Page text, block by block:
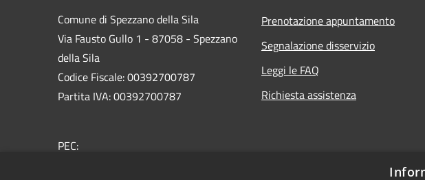
Comune di Spezzano della Sila
Via Fausto Gullo 1 - 87058 - Spezzano
della Sila
Codice Fiscale: 00392700787
Partita IVA: 00392700787
PEC:
Prenotazione appuntamento
Segnalazione disservizio
Leggi le FAQ
Richiesta assistenza